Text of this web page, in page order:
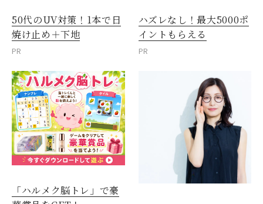
50代のUV対策！1本で日
焼け止め＋下地
PR
ハズレなし！最大5000ポ
イントもらえる
PR
「ハルメク脳トレ」で豪